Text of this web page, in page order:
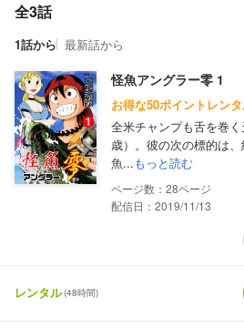
全3話
1話から 最新話から
怪魚アングラー零 1
お得な50ポイントレン
全米チャンプも舌を巻
歳）。彼の次の標的は
魚...もっと読む
28
配信日：2019/11/13
レンタル(48時間)